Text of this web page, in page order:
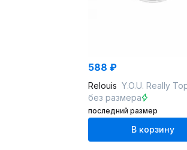
588 ₽
Relouis Y.O.U. Really Top Cheek 02
без размера
последний размер
В корзину